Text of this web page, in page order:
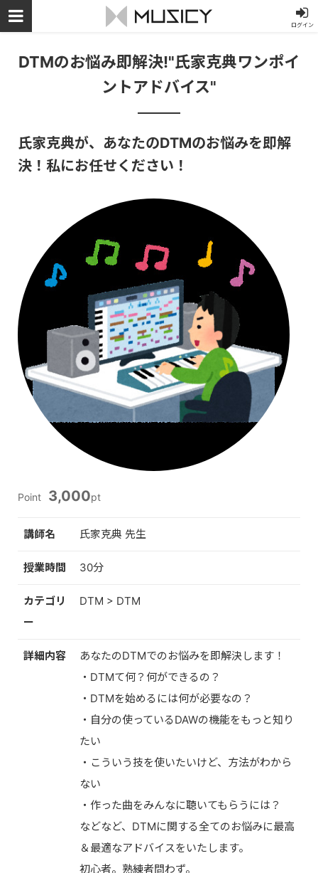
ログイン
DTMのお悩み即解決!"氏家克典ワンポイ
ントアドバイス"
氏家克典が、あなたのDTMのお悩みを即解
決！私にお任せください！
Point 3,000pt
講師名 氏家克典 先生
授業時間 30分
カテゴリ
ー
DTM > DTM
詳細内容
あなたのDTMでのお悩みを即解決します！
・DTMて何？何ができるの？
・DTMを始めるには何が必要なの？
・自分の使っているDAWの機能をもっと知り
たい
・こういう技を使いたいけど、方法がわから
ない
・作った曲をみんなに聴いてもらうには？
などなど、DTMに関する全てのお悩みに最高
＆最適なアドバイスをいたします。
初心者。熟練者問わず。